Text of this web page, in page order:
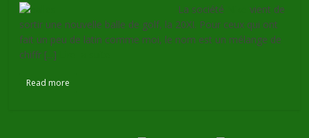
La société
vient de
sortir une nouvelle balle de golf, la 20XI. Pour ceux qui ont
fait un peu de latin comme moi, le nom est un mélange de
chiffr [...]
Read more